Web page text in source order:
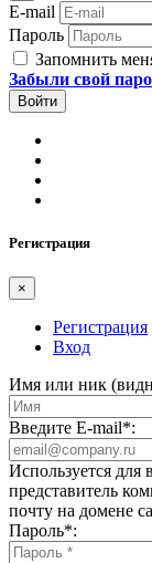
E-mail
Пароль
Запомнить
Забыли свой
Регистрация
×
Регистрация
Вход
Имя или ник
Введите E-mail*:
Используется
представитель
почту на домене
Пароль*: